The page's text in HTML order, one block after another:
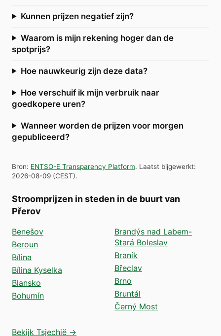
Kunnen prijzen negatief zijn?
Waarom is mijn rekening hoger dan de
spotprijs?
Hoe nauwkeurig zijn deze data?
Hoe verschuif ik mijn verbruik naar
goedkopere uren?
Wanneer worden de prijzen voor morgen
gepubliceerd?
Bron: ENTSO-E Transparency Platform. Laatst bijgewerkt:
2026-08-09 (CEST).
Stroomprijzen in steden in de buurt van
Přerov
Benešov
Beroun
Bílina
Bílina Kyselka
Blansko
Bohumín
Brandýs nad Labem-
Stará Boleslav
Braník
Břeclav
Brno
Bruntál
Černý Most
Bekijk Tsjechië →